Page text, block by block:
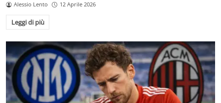
Alessio Lento 12 Aprile 2026
Leggi di più